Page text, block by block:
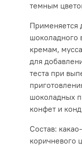
темным
Применяется
шоколадного
кремам,
для
теста при
шоколадных
конфет и
Состав:
коричневого